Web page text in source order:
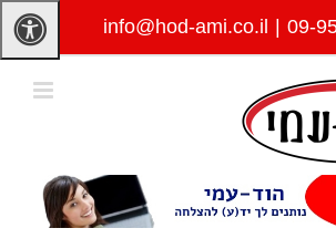
09-
|
info@hod-ami.co.il